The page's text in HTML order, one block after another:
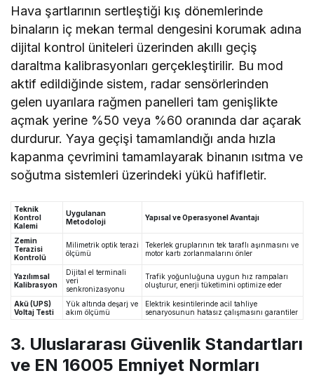
Hava şartlarının sertleştiği kış dönemlerinde
binaların iç mekan termal dengesini korumak adına
dijital kontrol üniteleri üzerinden akıllı geçiş
daraltma kalibrasyonları gerçekleştirilir. Bu mod
aktif edildiğinde sistem, radar sensörlerinden
gelen uyarılara rağmen panelleri tam genişlikte
açmak yerine %50 veya %60 oranında dar açarak
durdurur. Yaya geçişi tamamlandığı anda hızla
kapanma çevrimini tamamlayarak binanın ısıtma ve
soğutma sistemleri üzerindeki yükü hafifletir.
Teknik
Kontrol
Kalemi
Uygulanan
Metodoloji
Yapısal ve Operasyonel Avantajı
Zemin
Terazisi
Kontrolü
Milimetrik optik terazi
ölçümü
Tekerlek gruplarının tek taraflı aşınmasını ve
motor kartı zorlanmalarını önler
Yazılımsal
Kalibrasyon
Dijital el terminali
veri
senkronizasyonu
Trafik yoğunluğuna uygun hız rampaları
oluşturur, enerji tüketimini optimize eder
Akü (UPS)
Voltaj Testi
Yük altında deşarj ve
akım ölçümü
Elektrik kesintilerinde acil tahliye
senaryosunun hatasız çalışmasını garantiler
3. Uluslararası Güvenlik Standartları
ve EN 16005 Emniyet Normları